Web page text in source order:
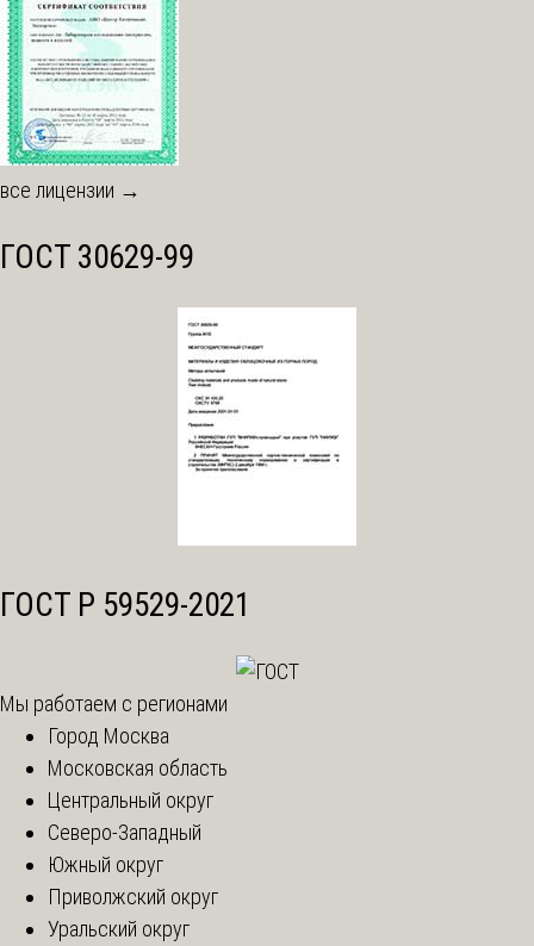
все лицензии →
ГОСТ 30629-99
ГОСТ Р 59529-2021
Мы работаем с регионами
Город Москва
Московская область
Центральный округ
Северо-Западный
Южный округ
Приволжский округ
Уральский округ